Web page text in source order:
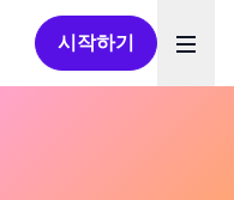
시작하기